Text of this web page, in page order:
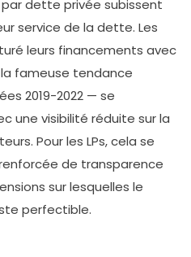
dette privée subissent
service de la dette. Les
leurs financements avec
fameuse tendance
2019-2022 — se
une visibilité réduite sur la
Pour les LPs, cela se
de transparence
sur lesquelles le
perfectible.